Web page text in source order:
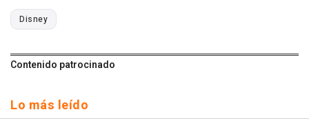
Disney
Contenido patrocinado
Lo más leído